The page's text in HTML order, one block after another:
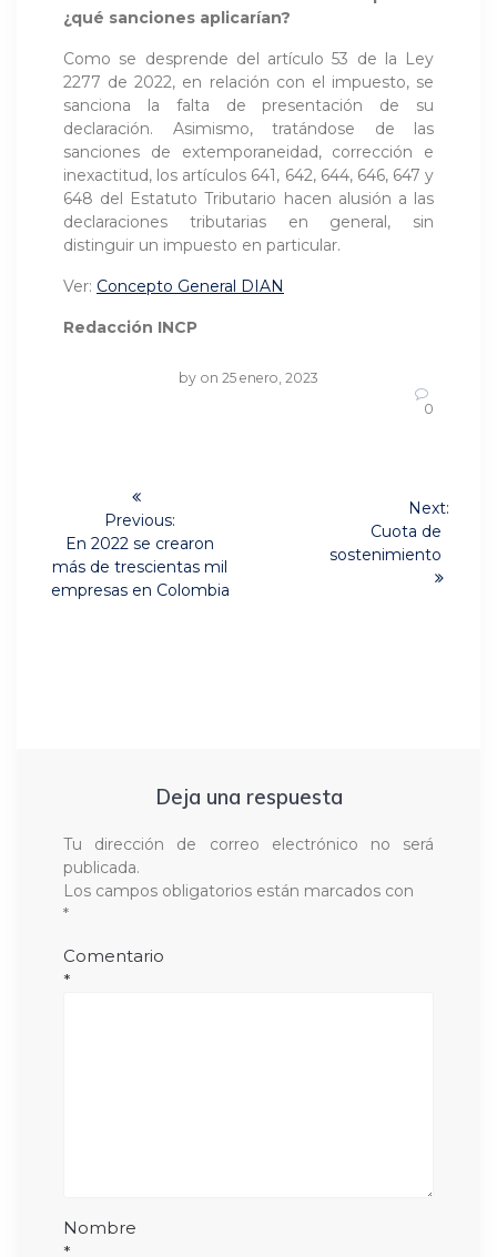
¿qué sanciones aplicarían?
Como se desprende del artículo 53 de la Ley
2277 de 2022, en relación con el impuesto, se
sanciona la falta de presentación de su
declaración. Asimismo, tratándose de las
sanciones de extemporaneidad, corrección e
inexactitud, los artículos 641, 642, 644, 646, 647 y
648 del Estatuto Tributario hacen alusión a las
declaraciones tributarias en general, sin
distinguir un impuesto en particular.
Ver: Concepto General DIAN
Redacción INCP
by on 25 enero, 2023
0
Navegación
entradas
Previous:
Previous
post:
En 2022 se crearon
más de trescientas mil
empresas en Colombia
Next:
Cuota de
sostenimiento
Deja una respuesta
Tu dirección de correo electrónico no será
publicada.
Los campos obligatorios están marcados con
*
Comentario
*
Nombre
*